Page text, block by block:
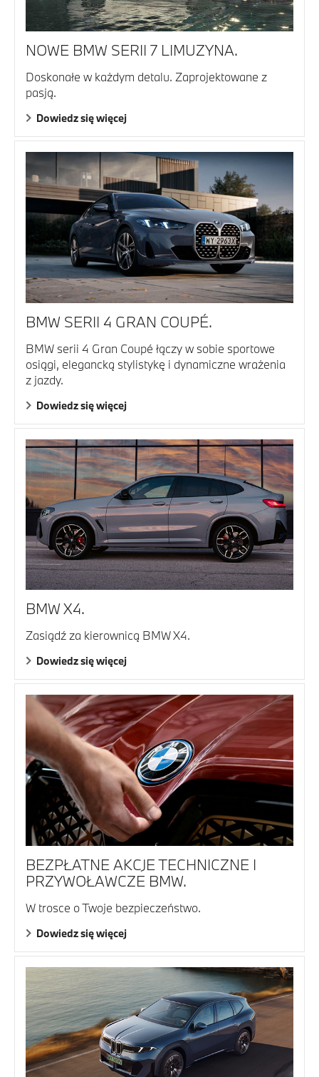
NOWE BMW SERII 7 LIMUZYNA.
Doskonałe w każdym detalu. Zaprojektowane z
pasją.
Dowiedz się więcej
BMW SERII 4 GRAN COUPÉ.
BMW serii 4 Gran Coupé łączy w sobie sportowe
osiągi, elegancką stylistykę i dynamiczne wrażenia
z jazdy.
Dowiedz się więcej
BMW X4.
Zasiądź za kierownicą BMW X4.
Dowiedz się więcej
BEZPŁATNE AKCJE TECHNICZNE I
PRZYWOŁAWCZE BMW.
W trosce o Twoje bezpieczeństwo.
Dowiedz się więcej